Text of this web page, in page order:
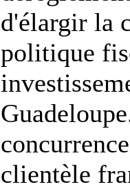
d'élargir la
politique
clientèle